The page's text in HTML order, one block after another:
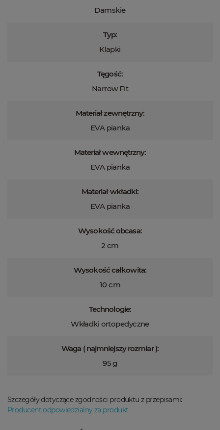
Damskie
Typ:
Klapki
Tęgość:
Narrow Fit
Materiał zewnętrzny:
EVA pianka
Materiał wewnętrzny:
EVA pianka
Materiał wkładki:
EVA pianka
Wysokość obcasa:
2 cm
Wysokość całkowita:
10 cm
Technologie:
Wkładki ortopedyczne
Waga ( najmniejszy rozmiar ):
95 g
Szczegóły dotyczące zgodności produktu z przepisami:
Producent odpowiedzialny za produkt